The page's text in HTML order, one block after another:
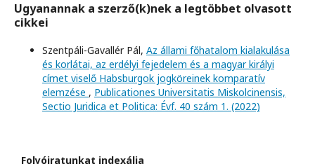
Ugyanannak a szerző(k)nek a legtöbbet olvasott
cikkei
Szentpáli-Gavallér Pál, Az állami főhatalom kialakulása
és korlátai, az erdélyi fejedelem és a magyar királyi
címet viselő Habsburgok jogköreinek komparatív
elemzése , Publicationes Universitatis Miskolcinensis,
Sectio Juridica et Politica: Évf. 40 szám 1. (2022)
Folyóiratunkat indexálja